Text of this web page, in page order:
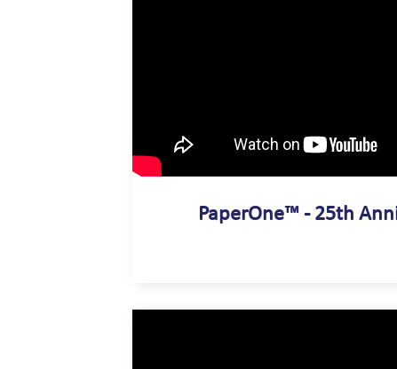
PaperOne™ - 25th